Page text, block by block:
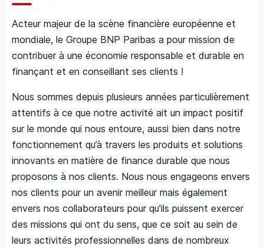
Acteur majeur de la scène financière européenne et
mondiale, le Groupe BNP Paribas a pour mission de
contribuer à une économie responsable et durable en
finançant et en conseillant ses clients !
Nous sommes depuis plusieurs années particulièrement
attentifs à ce que notre activité ait un impact positif
sur le monde qui nous entoure, aussi bien dans notre
fonctionnement qu’à travers les produits et solutions
innovants en matière de finance durable que nous
proposons à nos clients. Nous nous engageons envers
nos clients pour un avenir meilleur mais également
envers nos collaborateurs pour qu'ils puissent exercer
des missions qui ont du sens, que ce soit au sein de
leurs activités professionnelles dans de nombreux